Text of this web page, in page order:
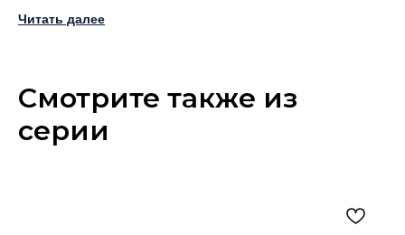
посудомоечной машине требует уточнения;
чашками, подсвечниками, салфетками и другими аксессуарами
праздничного стола. Название модели поможет объединить
посуду с рождественскими украшениями, декоративными
надписями и зимними композициями. Набор подойдёт для
Читать далее
Смотрите также из
серии